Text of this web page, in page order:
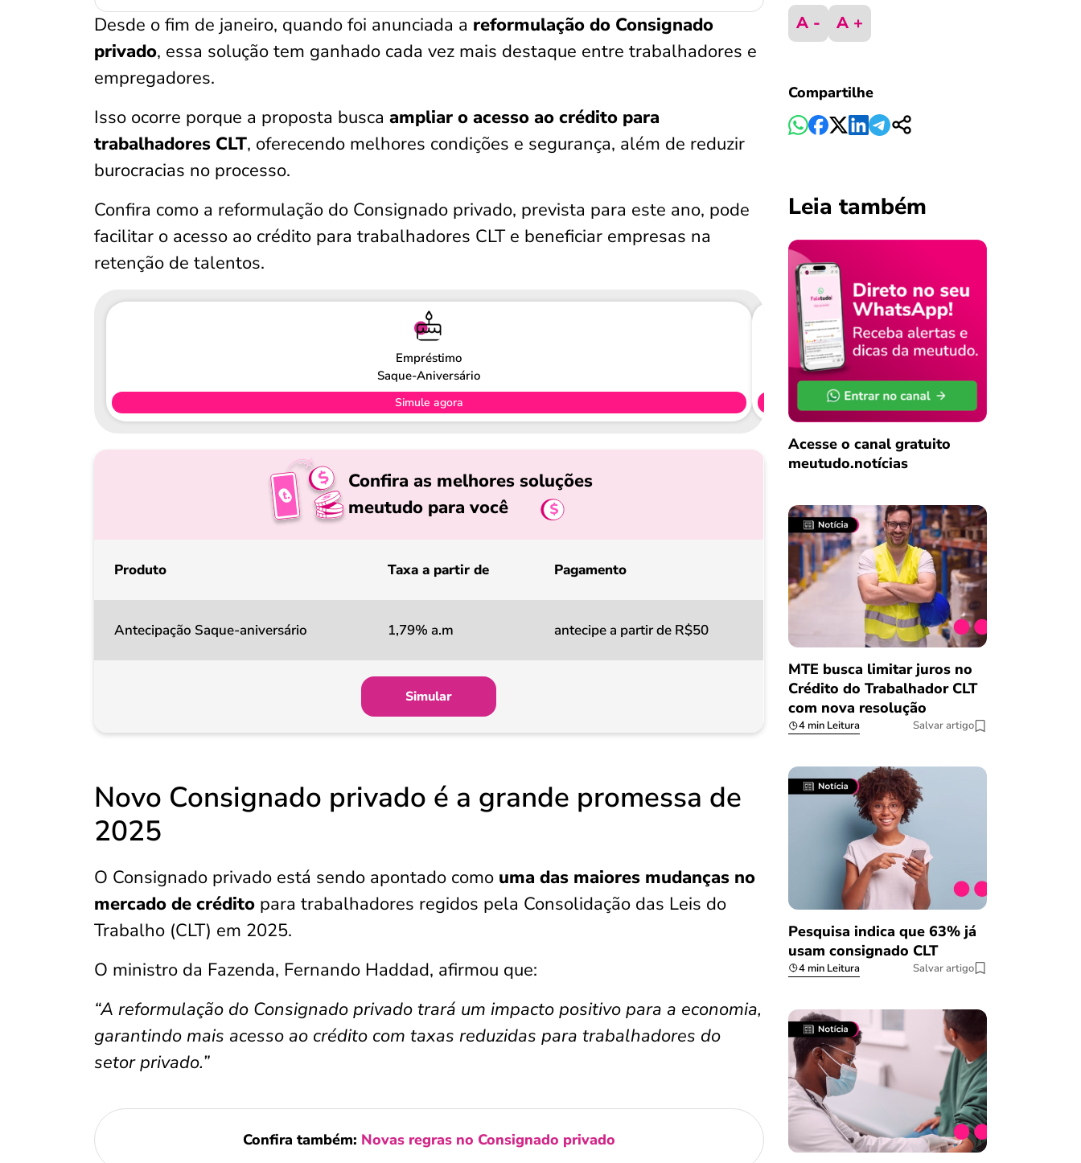
Desde o fim de janeiro, quando foi anunciada a reformulação do Consignado
privado, essa solução tem ganhado cada vez mais destaque entre trabalhadores e
empregadores.
Isso ocorre porque a proposta busca ampliar o acesso ao crédito para
trabalhadores CLT, oferecendo melhores condições e segurança, além de reduzir
burocracias no processo.
Confira como a reformulação do Consignado privado, prevista para este ano, pode
facilitar o acesso ao crédito para trabalhadores CLT e beneficiar empresas na
retenção de talentos.
Empréstimo
Saque-Aniversário
Simule agora
Confira as melhores soluções
meutudo para você
Produto Taxa a partir de Pagamento
Antecipação Saque-aniversário 1,79% a.m antecipe a partir de R$50
Simular
Novo Consignado privado é a grande promessa de
2025
O Consignado privado está sendo apontado como uma das maiores mudanças no
mercado de crédito para trabalhadores regidos pela Consolidação das Leis do
Trabalho (CLT) em 2025.
O ministro da Fazenda, Fernando Haddad, afirmou que:
“A reformulação do Consignado privado trará um impacto positivo para a economia,
garantindo mais acesso ao crédito com taxas reduzidas para trabalhadores do
setor privado.”
Confira também: Novas regras no Consignado privado
A - A +
Compartilhe
Leia também
Acesse o canal gratuito
meutudo.notícias
MTE busca limitar juros no
Crédito do Trabalhador CLT
com nova resolução
4 min Leitura Salvar artigo
Pesquisa indica que 63% já
usam consignado CLT
4 min Leitura Salvar artigo